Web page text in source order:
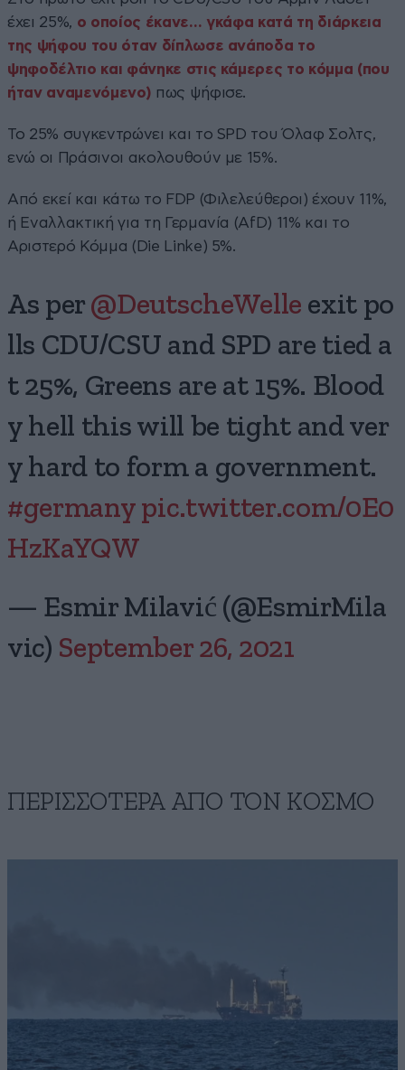
έχει 25%, ο οποίος έκανε… γκάφα κατά τη διάρκεια
της ψήφου του όταν δίπλωσε ανάποδα το
ψηφοδέλτιο και φάνηκε στις κάμερες το κόμμα (που
ήταν αναμενόμενο) πως ψήφισε.
Το 25% συγκεντρώνει και το SPD του Όλαφ Σολτς,
ενώ οι Πράσινοι ακολουθούν με 15%.
Από εκεί και κάτω το FDP (Φιλελεύθεροι) έχουν 11%,
ή Εναλλακτική για τη Γερμανία (AfD) 11% και το
Αριστερό Κόμμα (Die Linke) 5%.
As per ⁦ @DeutscheWelle ⁩ exit po
lls CDU/CSU and SPD are tied a
t 25%, Greens are at 15%. Blood
y hell this will be tight and ver
y hard to form a government.
#germany pic.twitter.com/0E0
HzKaYQW
— Esmir Milavić (@EsmirMila
vic) September 26, 2021
ΠΕΡΙΣΣΟΤΕΡΑ ΑΠΟ ΤΟΝ ΚΟΣΜΟ